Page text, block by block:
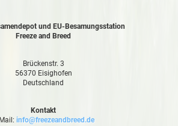
und EU-Besamungsstation
Freeze and Breed
Brückenstr. 3
56370 Eisighofen
Deutschland
Kontakt
info@freezeandbreed.de